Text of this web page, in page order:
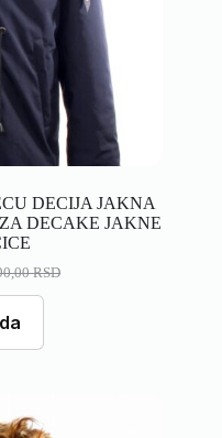
DECIJA JAKNA
DECAKE JAKNE
RSD